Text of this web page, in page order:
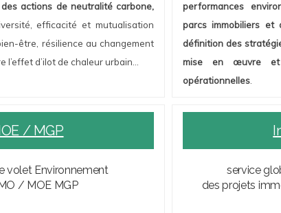
actions de neutralité carbone,
efficacité et mutualisation
être, résilience au changement
l’effet d’ilot de chaleur urbain…
performances
parcs immobiliers et
définition des
mise en œuvre et
opérationnelles.
/ MGP
volet Environnement
/ MOE MGP
service
des projets